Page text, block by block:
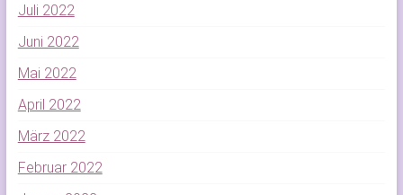
Juli 2022
Juni 2022
Mai 2022
April 2022
März 2022
Februar 2022